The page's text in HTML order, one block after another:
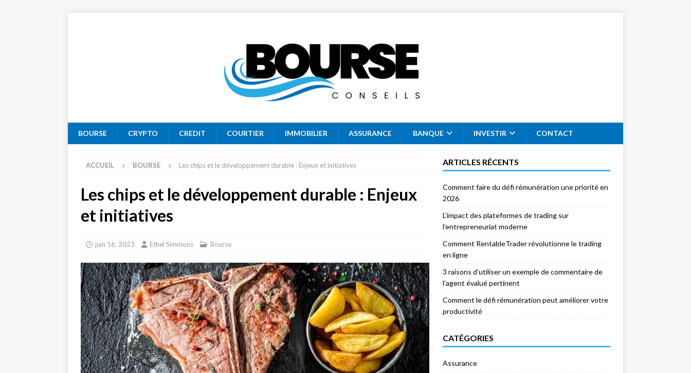
BOURSE CRYPTO CREDIT COURTIER IMMOBILIER ASSURANCE BANQUE INVESTIR CONTACT
ACCUEIL BOURSE Les chips et le développement durable : Enjeux et initiatives
Les chips et le développement durable : Enjeux
et initiatives
juin 16, 2023 Ethel Simmons Bourse
ARTICLES RÉCENTS
Comment faire du défi rémunération une priorité en
2026
L’impact des plateformes de trading sur
l’entrepreneuriat moderne
Comment RentableTrader révolutionne le trading
en ligne
3 raisons d’utiliser un exemple de commentaire de
l’agent évalué pertinent
Comment le défi rémunération peut améliorer votre
productivité
CATÉGORIES
Assurance